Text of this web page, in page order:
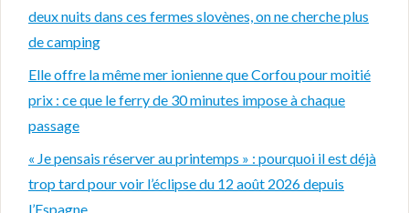
deux nuits dans ces fermes slovènes, on ne cherche plus
de camping
Elle offre la même mer ionienne que Corfou pour moitié
prix : ce que le ferry de 30 minutes impose à chaque
passage
« Je pensais réserver au printemps » : pourquoi il est déjà
trop tard pour voir l’éclipse du 12 août 2026 depuis
l’Espagne